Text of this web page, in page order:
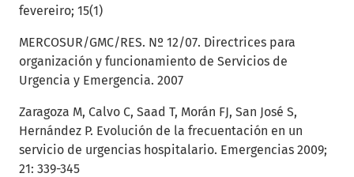
fevereiro; 15(1)
MERCOSUR/GMC/RES. Nº 12/07. Directrices para
organización y funcionamiento de Servicios de
Urgencia y Emergencia. 2007
Zaragoza M, Calvo C, Saad T, Morán FJ, San José S,
Hernández P. Evolución de la frecuentación en un
servicio de urgencias hospitalario. Emergencias 2009;
21: 339-345